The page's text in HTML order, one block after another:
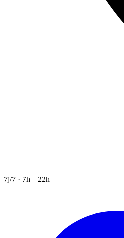
7j/7 · 7h – 22h